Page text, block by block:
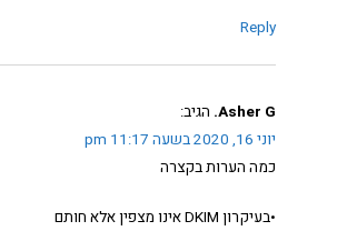
Reply
Asher G. הגיב:
יוני 16, 2020 בשעה 11:17 pm
כמה הערות בקצרה
•בעיקרון DKIM אינו מצפין אלא חותם